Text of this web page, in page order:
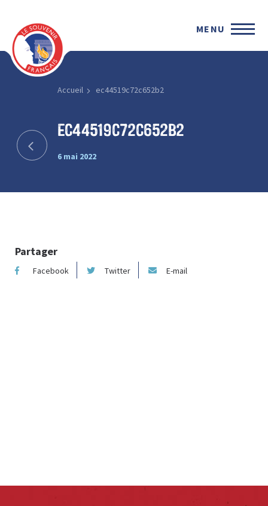
MENU
Accueil ec44519c72c652b2
ec44519c72c652b2
6 mai 2022
Partager
Facebook Twitter E-mail